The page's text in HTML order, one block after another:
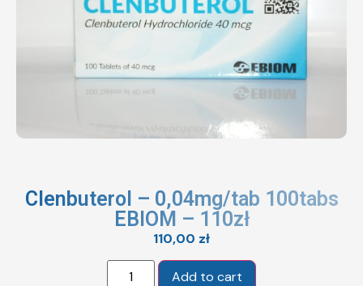
Clenbuterol – 0,04mg/tab 100tabs
EBIOM – 110zł
110,00 zł
Add to cart